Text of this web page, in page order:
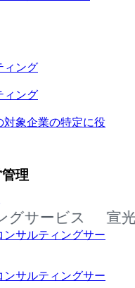
ィング
ィング
象企業の特定に役
理
サルティングサー
サルティングサー
ビス 宣光省に